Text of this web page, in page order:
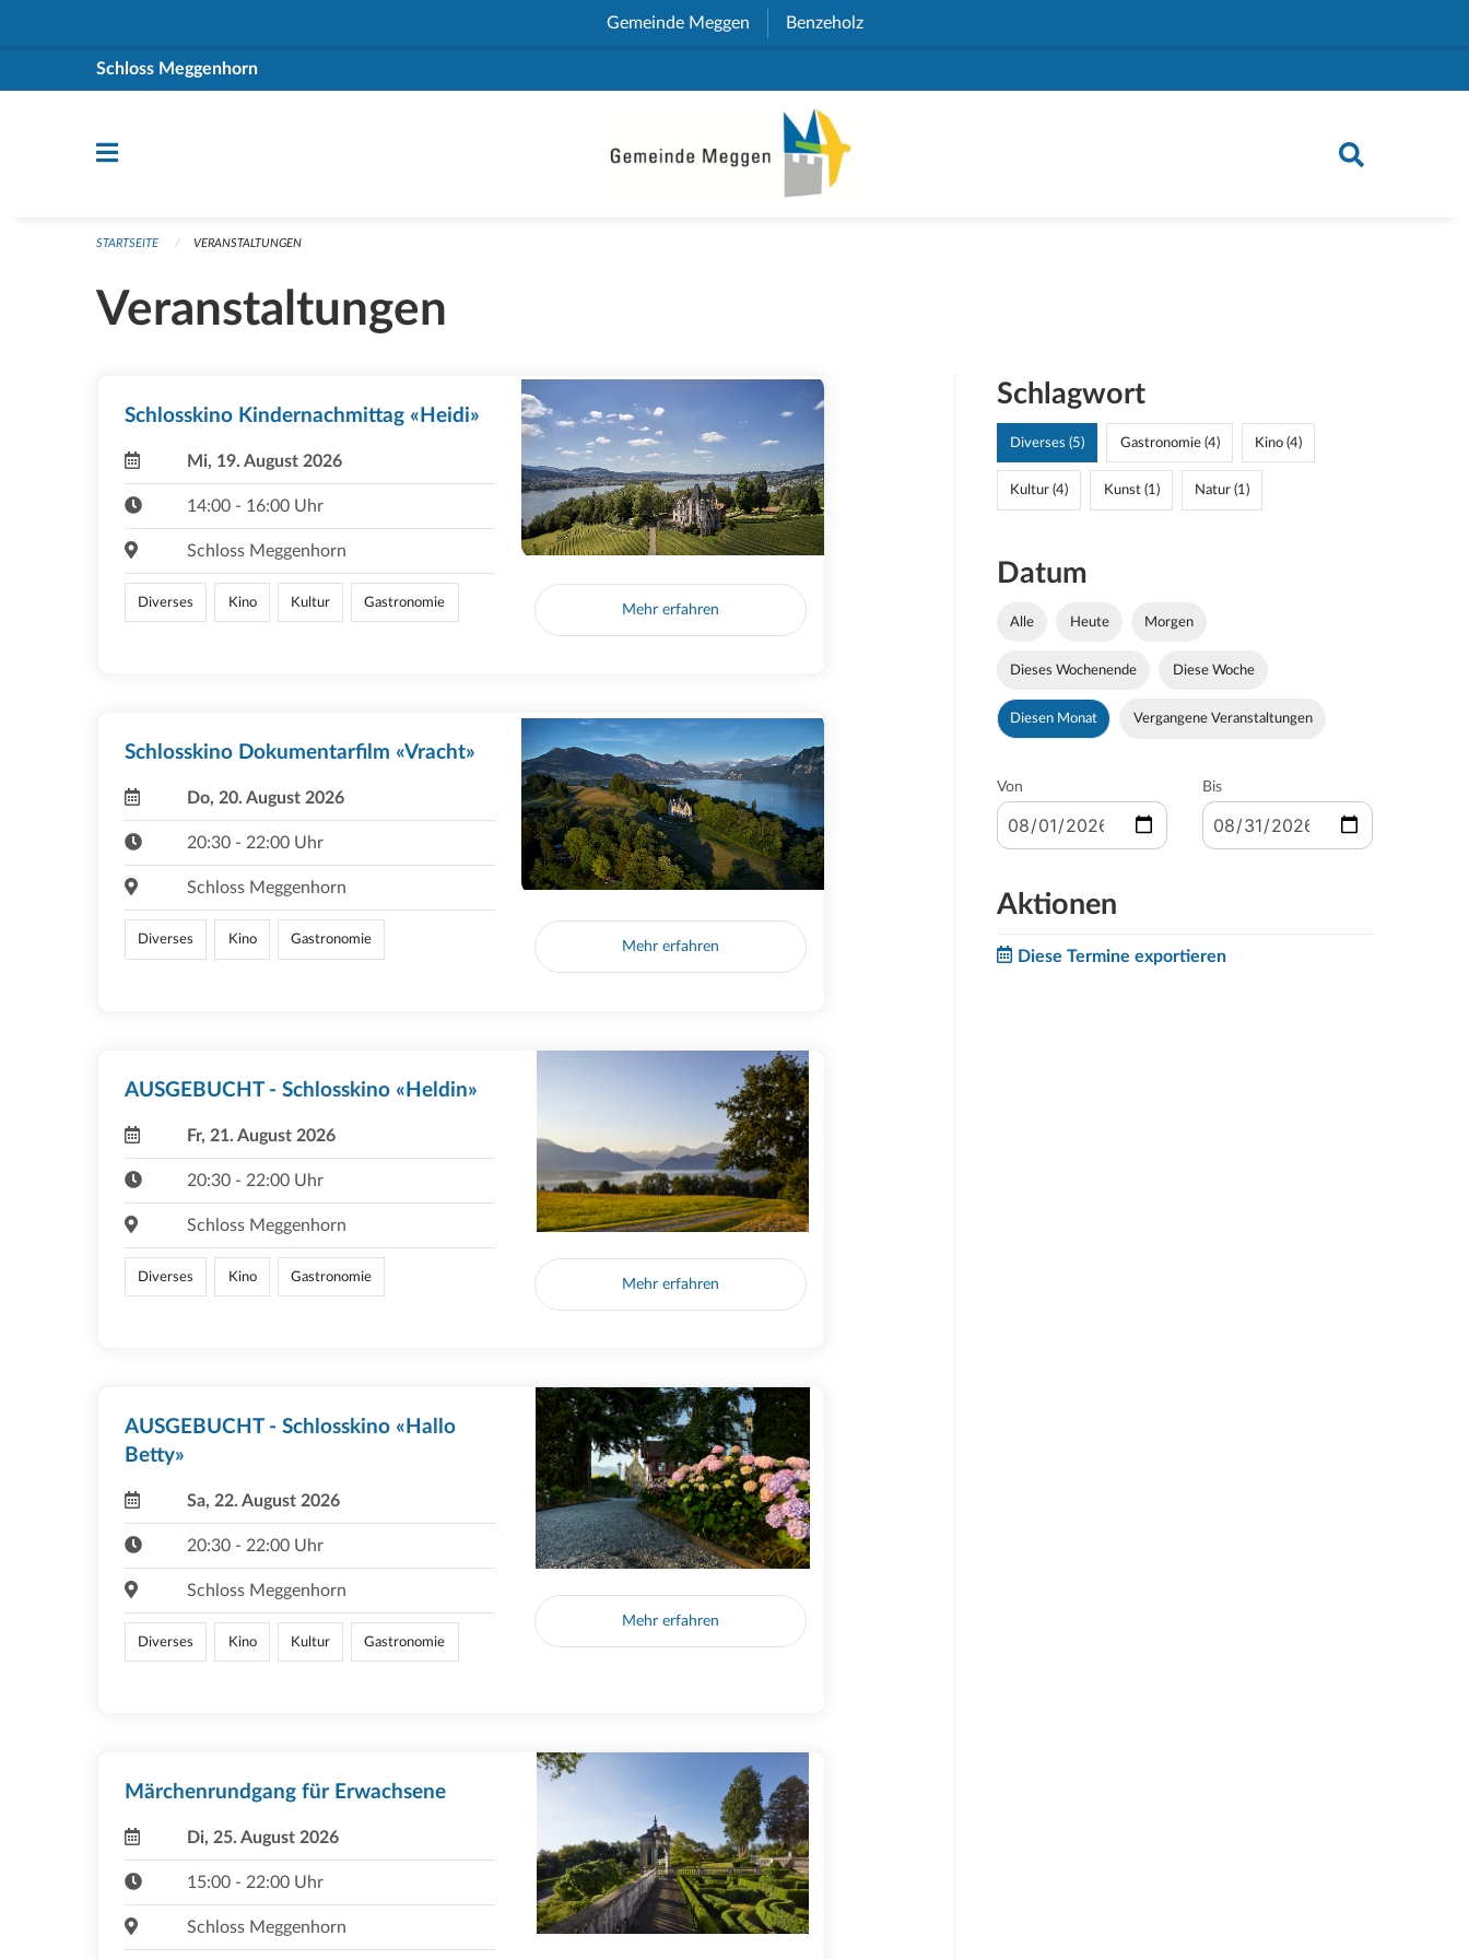
Gemeinde Meggen (External Link)
Benzeholz(External Link)
Schloss Meggenhorn
STARTSEITE VERANSTALTUNGEN
Veranstaltungen
Schlosskino Kindernachmittag «Heidi»
Mi, 19. August 2026
14:00 - 16:00 Uhr
Schloss Meggenhorn
Diverses Kino Kultur Gastronomie Mehr erfahren
Schlosskino Dokumentarfilm «Vracht»
Do, 20. August 2026
20:30 - 22:00 Uhr
Schloss Meggenhorn
Diverses Kino Gastronomie Mehr erfahren
AUSGEBUCHT - Schlosskino «Heldin»
Fr, 21. August 2026
20:30 - 22:00 Uhr
Schloss Meggenhorn
Diverses Kino Gastronomie Mehr erfahren
AUSGEBUCHT - Schlosskino «Hallo
Betty»
Sa, 22. August 2026
20:30 - 22:00 Uhr
Schloss Meggenhorn
Diverses Kino Kultur Gastronomie
Mehr erfahren
Märchenrundgang für Erwachsene
Di, 25. August 2026
15:00 - 22:00 Uhr
Schloss Meggenhorn
Schlagwort
Diverses (5) Gastronomie (4) Kino (4)
Kultur (4) Kunst (1) Natur (1)
Datum
Alle Heute Morgen
Dieses Wochenende Diese Woche
Diesen Monat Vergangene Veranstaltungen
Von Bis
Aktionen
Diese Termine exportieren